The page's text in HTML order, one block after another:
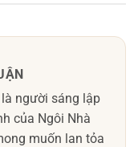
người sáng lập
của Ngôi Nhà
muốn lan tỏa